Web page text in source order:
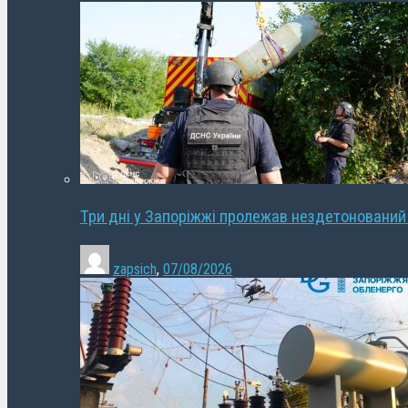
Три дні у Запоріжжі пролежав
zapsich, 07/08/2026